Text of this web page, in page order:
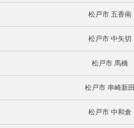
松戸市 五香南
松戸市 中矢切
松戸市 馬橋
松戸市 串崎新田
松戸市 中和倉